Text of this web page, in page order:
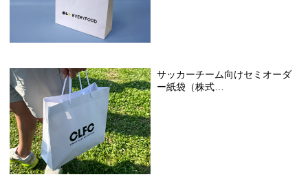
サッカーチーム向けセミオーダ
ー紙袋（株式…